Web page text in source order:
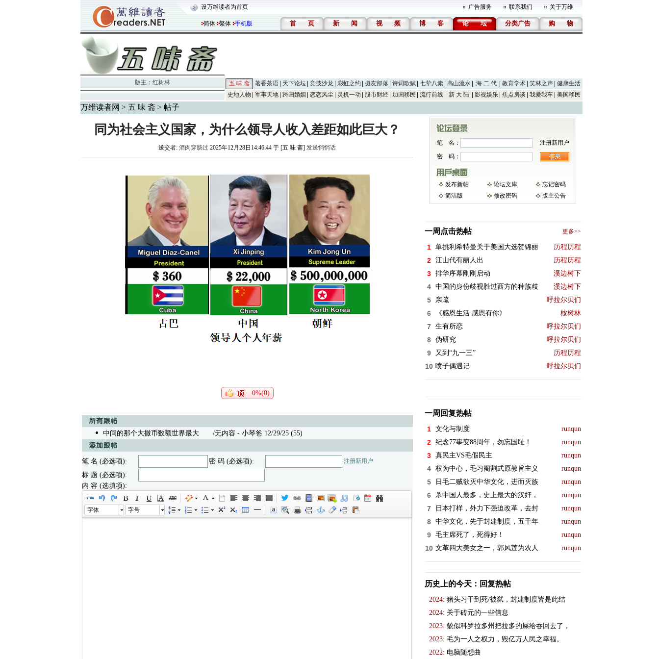
设万维读者为首页 广告服务 联系我们 关于万维
简体 繁体 手机版 首 页 新 闻 视 频 博 客 论 坛 分类广告 购 物
版主： 红树林 五 味 斋 茗香茶语 天下论坛 竞技沙龙 彩虹之约 摄友部落 诗词歌赋 七荤八素 高山流水 海 二 代 教育学术 笑林之声
健康生活
史地人物
军事天地 跨国婚姻 恋恋风尘 灵机一动 股市财经 加国移民 流行前线 新 大 陆 影视娱乐 焦点房谈 我爱我车 美国移民
万维读者网 > 五 味 斋> 帖子
同为社会主义国家，为什么领导人收入差距如此巨大？
送交者: 酒肉穿肠过 2025年12月28日14:46:44 于 [五 味 斋] 发送悄悄话
0%(0)
中间的那个大撒币数额世界最大/无内容 - 小琴爸 12/29/25 (55)
笔 名 (必选项): 密 码 (必选项): 注册新用户
标 题 (必选项):
内 容 (选填项):
字体 字号
笔 名：
注册新用户
密 码：
发布新帖 论坛文库
忘记密码
简洁版
修改密码 版主公告
一周点击热帖 更多>>
1 单挑利希特曼关于美国大选贺锦丽 历程历程
2 江山代有丽人出 历程历程
3 排华序幕刚刚启动 溪边树下
4 中国的身份歧视胜过西方的种族歧 溪边树下
5 亲疏 呼拉尔贝们
6 《感恩生活 感恩有你》 桉树林
7 生有所恋 呼拉尔贝们
8 伪研究 呼拉尔贝们
9 又到“九一三” 历程历程
10 喷子偶遇记 呼拉尔贝们
一周回复热帖
1 文化与制度 runqun
2 纪念77事变88周年，勿忘国耻！ runqun
3 真民主VS毛假民主 runqun
4 权为中心，毛习阉割式原教旨主义 runqun
5 日毛二贼欲灭中华文化，进而灭族 runqun
6 杀中国人最多，史上最大的汉奸， runqun
7 日本打样，外力下强迫改革，去封 runqun
8 中华文化，先于封建制度，五千年 runqun
9 毛主席死了，死得好！ runqun
10 文革四大美女之一，郭风莲为农人 runqun
历史上的今天：回复热帖
2024: 猪头习干到死/被弑，封建制度皆是此结
2024: 关于砖元的一些信息
2023: 貌似科罗拉多州把拉多的屎给吞回去了，
2023: 毛为一人之权力，毁亿万人民之幸福。
2022: 电脑随想曲